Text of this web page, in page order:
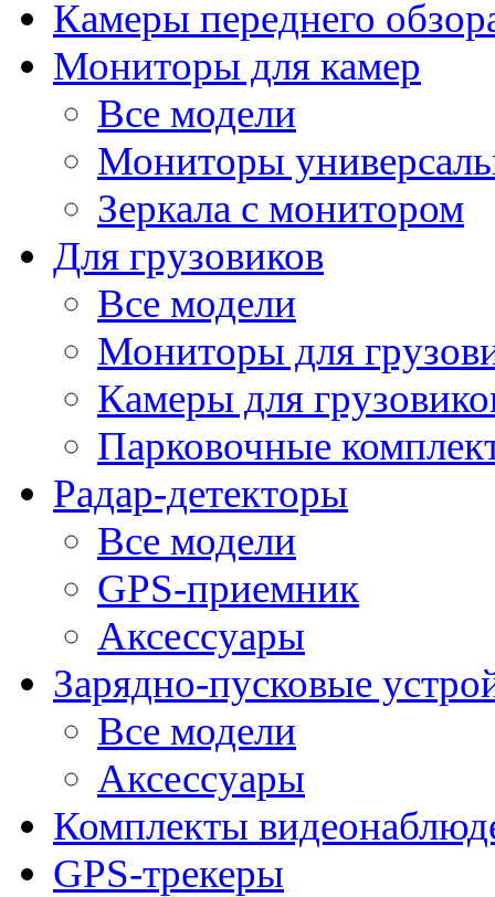
Камеры переднего
Мониторы для камер
Все модели
Мониторы
Зеркала с монитором
Для грузовиков
Все модели
Мониторы для
Камеры для
Парковочные
Радар-детекторы
Все модели
GPS-приемник
Аксессуары
Зарядно-пусковые
Все модели
Аксессуары
Комплекты
GPS-трекеры